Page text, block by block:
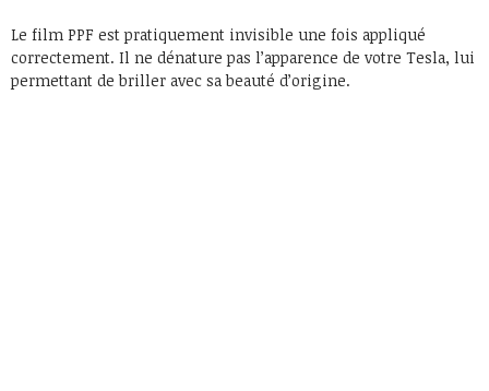
Le film PPF est pratiquement invisible une fois appliqué
correctement. Il ne dénature pas l’apparence de votre Tesla, lui
permettant de briller avec sa beauté d’origine.